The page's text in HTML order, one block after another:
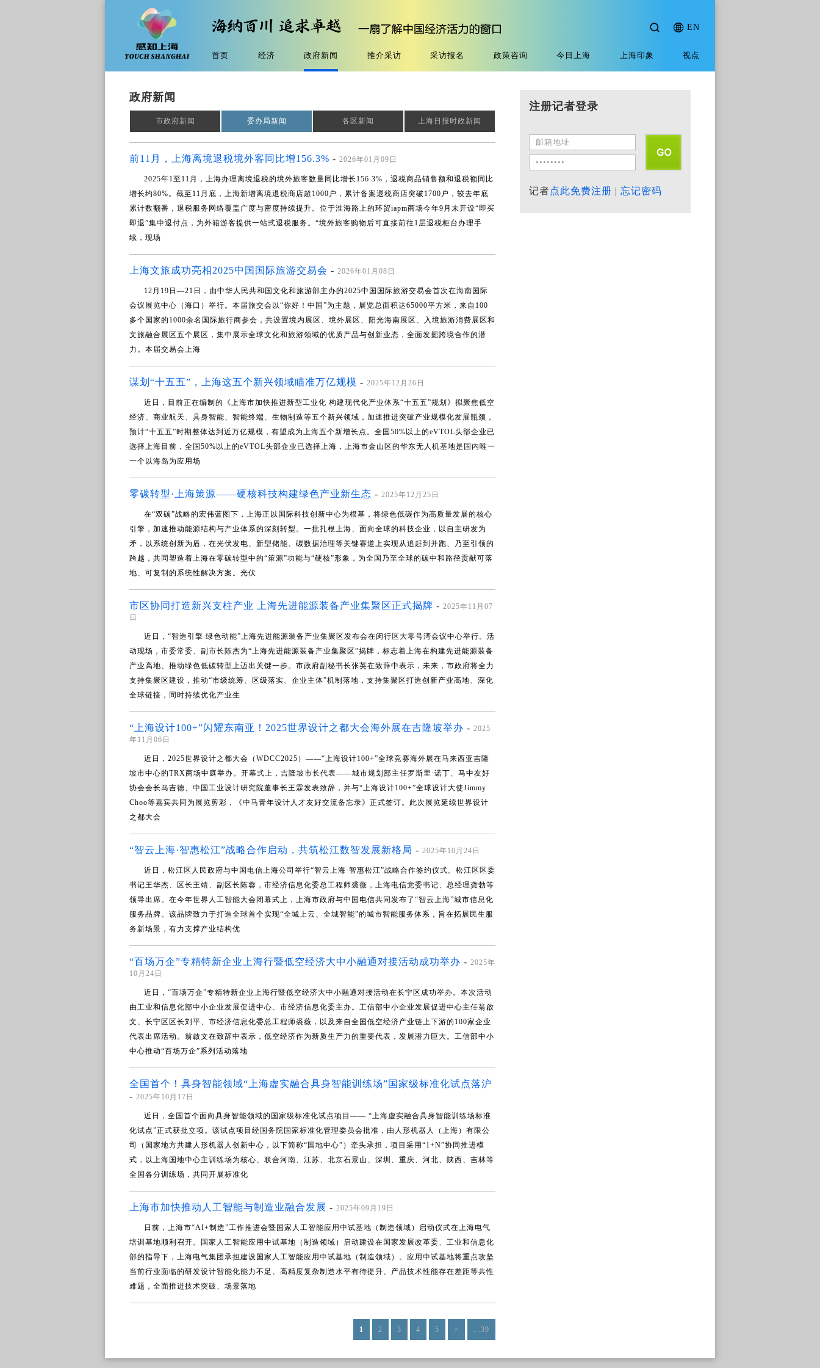
EN
首页 经济 政府新闻 推介采访 采访报名 政策咨询 今日上海 上海印象 视点
政府新闻
市政府新闻 委办局新闻 各区新闻 上海日报时政新闻
前11月，上海离境退税境外客同比增156.3% - 2026年01月09日
2025年1至11月，上海办理离境退税的境外旅客数量同比增长156.3%，退税商品销售额和退税额同比
增长约80%。截至11月底，上海新增离境退税商店超1000户，累计备案退税商店突破1700户，较去年底
累计数翻番，退税服务网络覆盖广度与密度持续提升。位于淮海路上的环贸iapm商场今年9月末开设“即买
即退”集中退付点，为外籍游客提供一站式退税服务。“境外旅客购物后可直接前往1层退税柜台办理手
续，现场
上海文旅成功亮相2025中国国际旅游交易会 - 2026年01月08日
12月19日—21日，由中华人民共和国文化和旅游部主办的2025中国国际旅游交易会首次在海南国际
会议展览中心（海口）举行。本届旅交会以“你好！中国”为主题，展览总面积达65000平方米，来自100
多个国家的1000余名国际旅行商参会，共设置境内展区、境外展区、阳光海南展区、入境旅游消费展区和
文旅融合展区五个展区，集中展示全球文化和旅游领域的优质产品与创新业态，全面发掘跨境合作的潜
力。本届交易会上海
谋划“十五五”，上海这五个新兴领域瞄准万亿规模 - 2025年12月26日
近日，目前正在编制的《上海市加快推进新型工业化 构建现代化产业体系“十五五”规划》拟聚焦低空
经济、商业航天、具身智能、智能终端、生物制造等五个新兴领域，加速推进突破产业规模化发展瓶颈，
预计“十五五”时期整体达到近万亿规模，有望成为上海五个新增长点。全国50%以上的eVTOL头部企业已
选择上海目前，全国50%以上的eVTOL头部企业已选择上海，上海市金山区的华东无人机基地是国内唯一
一个以海岛为应用场
零碳转型·上海策源——硬核科技构建绿色产业新生态 - 2025年12月25日
在“双碳”战略的宏伟蓝图下，上海正以国际科技创新中心为根基，将绿色低碳作为高质量发展的核心
引擎，加速推动能源结构与产业体系的深刻转型。一批扎根上海、面向全球的科技企业，以自主研发为
矛，以系统创新为盾，在光伏发电、新型储能、碳数据治理等关键赛道上实现从追赶到并跑、乃至引领的
跨越，共同塑造着上海在零碳转型中的“策源”功能与“硬核”形象，为全国乃至全球的碳中和路径贡献可落
地、可复制的系统性解决方案。光伏
市区协同打造新兴支柱产业 上海先进能源装备产业集聚区正式揭牌 - 2025年11月07
日
近日，“智造引擎 绿色动能”上海先进能源装备产业集聚区发布会在闵行区大零号湾会议中心举行。活
动现场，市委常委、副市长陈杰为“上海先进能源装备产业集聚区”揭牌，标志着上海在构建先进能源装备
产业高地、推动绿色低碳转型上迈出关键一步。市政府副秘书长张英在致辞中表示，未来，市政府将全力
支持集聚区建设，推动“市级统筹、区级落实、企业主体”机制落地，支持集聚区打造创新产业高地、深化
全球链接，同时持续优化产业生
“上海设计100+”闪耀东南亚！2025世界设计之都大会海外展在吉隆坡举办 - 2025
年11月06日
近日，2025世界设计之都大会（WDCC2025）——“上海设计100+”全球竞赛海外展在马来西亚吉隆
坡市中心的TRX商场中庭举办。开幕式上，吉隆坡市长代表——城市规划部主任罗斯里·诺丁、马中友好
协会会长马吉德、中国工业设计研究院董事长王霖发表致辞，并与“上海设计100+”全球设计大使Jimmy
Choo等嘉宾共同为展览剪彩，《中马青年设计人才友好交流备忘录》正式签订。此次展览延续世界设计
之都大会
“智云上海·智惠松江”战略合作启动，共筑松江数智发展新格局 - 2025年10月24日
近日，松江区人民政府与中国电信上海公司举行“智云上海·智惠松江”战略合作签约仪式。松江区区委
书记王华杰、区长王靖、副区长陈蓉，市经济信息化委总工程师裘薇，上海电信党委书记、总经理龚勃等
领导出席。在今年世界人工智能大会闭幕式上，上海市政府与中国电信共同发布了“智云上海”城市信息化
服务品牌。该品牌致力于打造全球首个实现“全城上云、全城智能”的城市智能服务体系，旨在拓展民生服
务新场景，有力支撑产业结构优
“百场万企”专精特新企业上海行暨低空经济大中小融通对接活动成功举办 - 2025年
10月24日
近日，“百场万企”专精特新企业上海行暨低空经济大中小融通对接活动在长宁区成功举办。本次活动
由工业和信息化部中小企业发展促进中心、市经济信息化委主办。工信部中小企业发展促进中心主任翁啟
文、长宁区区长刘平、市经济信息化委总工程师裘薇，以及来自全国低空经济产业链上下游的100家企业
代表出席活动。翁啟文在致辞中表示，低空经济作为新质生产力的重要代表，发展潜力巨大。工信部中小
中心推动“百场万企”系列活动落地
全国首个！具身智能领域“上海虚实融合具身智能训练场”国家级标准化试点落沪
- 2025年10月17日
近日，全国首个面向具身智能领域的国家级标准化试点项目—— “上海虚实融合具身智能训练场标准
化试点”正式获批立项。该试点项目经国务院国家标准化管理委员会批准，由人形机器人（上海）有限公
司（国家地方共建人形机器人创新中心，以下简称“国地中心”）牵头承担，项目采用“1+N”协同推进模
式，以上海国地中心主训练场为核心、联合河南、江苏、北京石景山、深圳、重庆、河北、陕西、吉林等
全国各分训练场，共同开展标准化
上海市加快推动人工智能与制造业融合发展 - 2025年09月19日
日前，上海市“AI+制造”工作推进会暨国家人工智能应用中试基地（制造领域）启动仪式在上海电气
培训基地顺利召开。国家人工智能应用中试基地（制造领域）启动建设在国家发展改革委、工业和信息化
部的指导下，上海电气集团承担建设国家人工智能应用中试基地（制造领域）。应用中试基地将重点攻坚
当前行业面临的研发设计智能化能力不足、高精度复杂制造水平有待提升、产品技术性能存在差距等共性
难题，全面推进技术突破、场景落地
1 2 3 4 5 > ...39
注册记者登录
记者点此免费注册 | 忘记密码